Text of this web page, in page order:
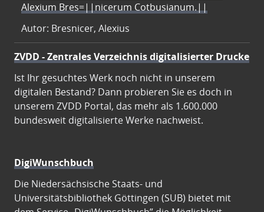
Alexium Bres=||nicerum Cotbusianum.||
Autor: Bresnicer, Alexius
ZVDD - Zentrales Verzeichnis digitalisierter Drucke
Ist Ihr gesuchtes Werk noch nicht in unserem
digitalen Bestand? Dann probieren Sie es doch in
unserem ZVDD Portal, das mehr als 1.600.000
bundesweit digitalisierte Werke nachweist.
DigiWunschbuch
Die Niedersächsische Staats- und
Universitätsbibliothek Göttingen (SUB) bietet mit